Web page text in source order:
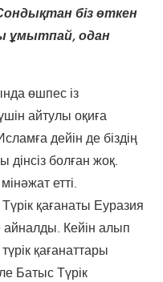
біз өткен
ұмытпай, одан
өшпес із
айтулы оқиға
дейін де біздің
дінсіз болған жоқ.
етті.
қағанаты Еуразия
айналды. Кейін алып
қағанаттары
Батыс Түрік